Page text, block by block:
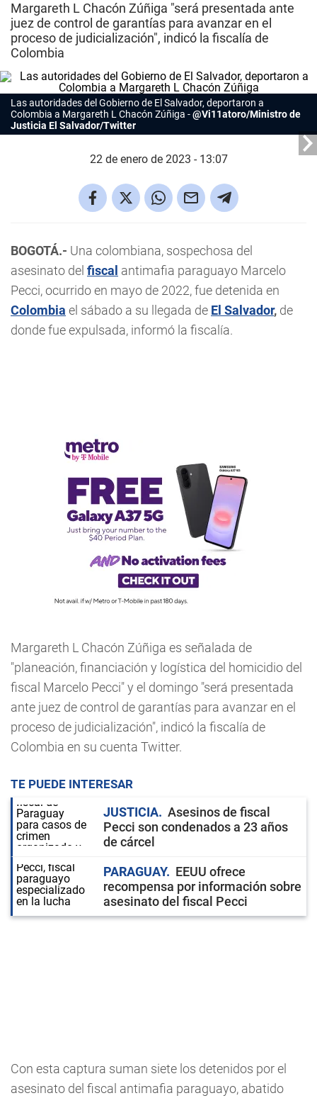
Margareth L Chacón Zúñiga "será presentada ante
juez de control de garantías para avanzar en el
proceso de judicialización", indicó la fiscalía de
Colombia
Las autoridades del Gobierno de El Salvador, deportaron a
Colombia a Margareth L Chacón Zúñiga
@Vi11atoro/Ministro de
Justicia El Salvador/Twitter
22 de enero de 2023 - 13:07
BOGOTÁ.- Una colombiana, sospechosa del
asesinato del fiscal antimafia paraguayo Marcelo
Pecci, ocurrido en mayo de 2022, fue detenida en
Colombia el sábado a su llegada de El Salvador, de
donde fue expulsada, informó la fiscalía.
Margareth L Chacón Zúñiga es señalada de
"planeación, financiación y logística del homicidio del
fiscal Marcelo Pecci" y el domingo "será presentada
ante juez de control de garantías para avanzar en el
proceso de judicialización", indicó la fiscalía de
Colombia en su cuenta Twitter.
TE PUEDE INTERESAR
JUSTICIA
Asesinos de fiscal
Pecci son condenados a 23 años
de cárcel
PARAGUAY
EEUU ofrece
recompensa por información sobre
asesinato del fiscal Pecci
Con esta captura suman siete los detenidos por el
asesinato del fiscal antimafia paraguayo, abatido